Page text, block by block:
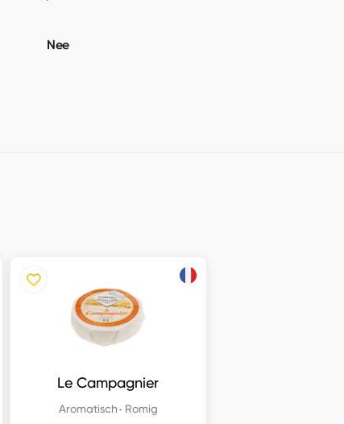
Nee
Le Campagnier
Aromatisch Romig